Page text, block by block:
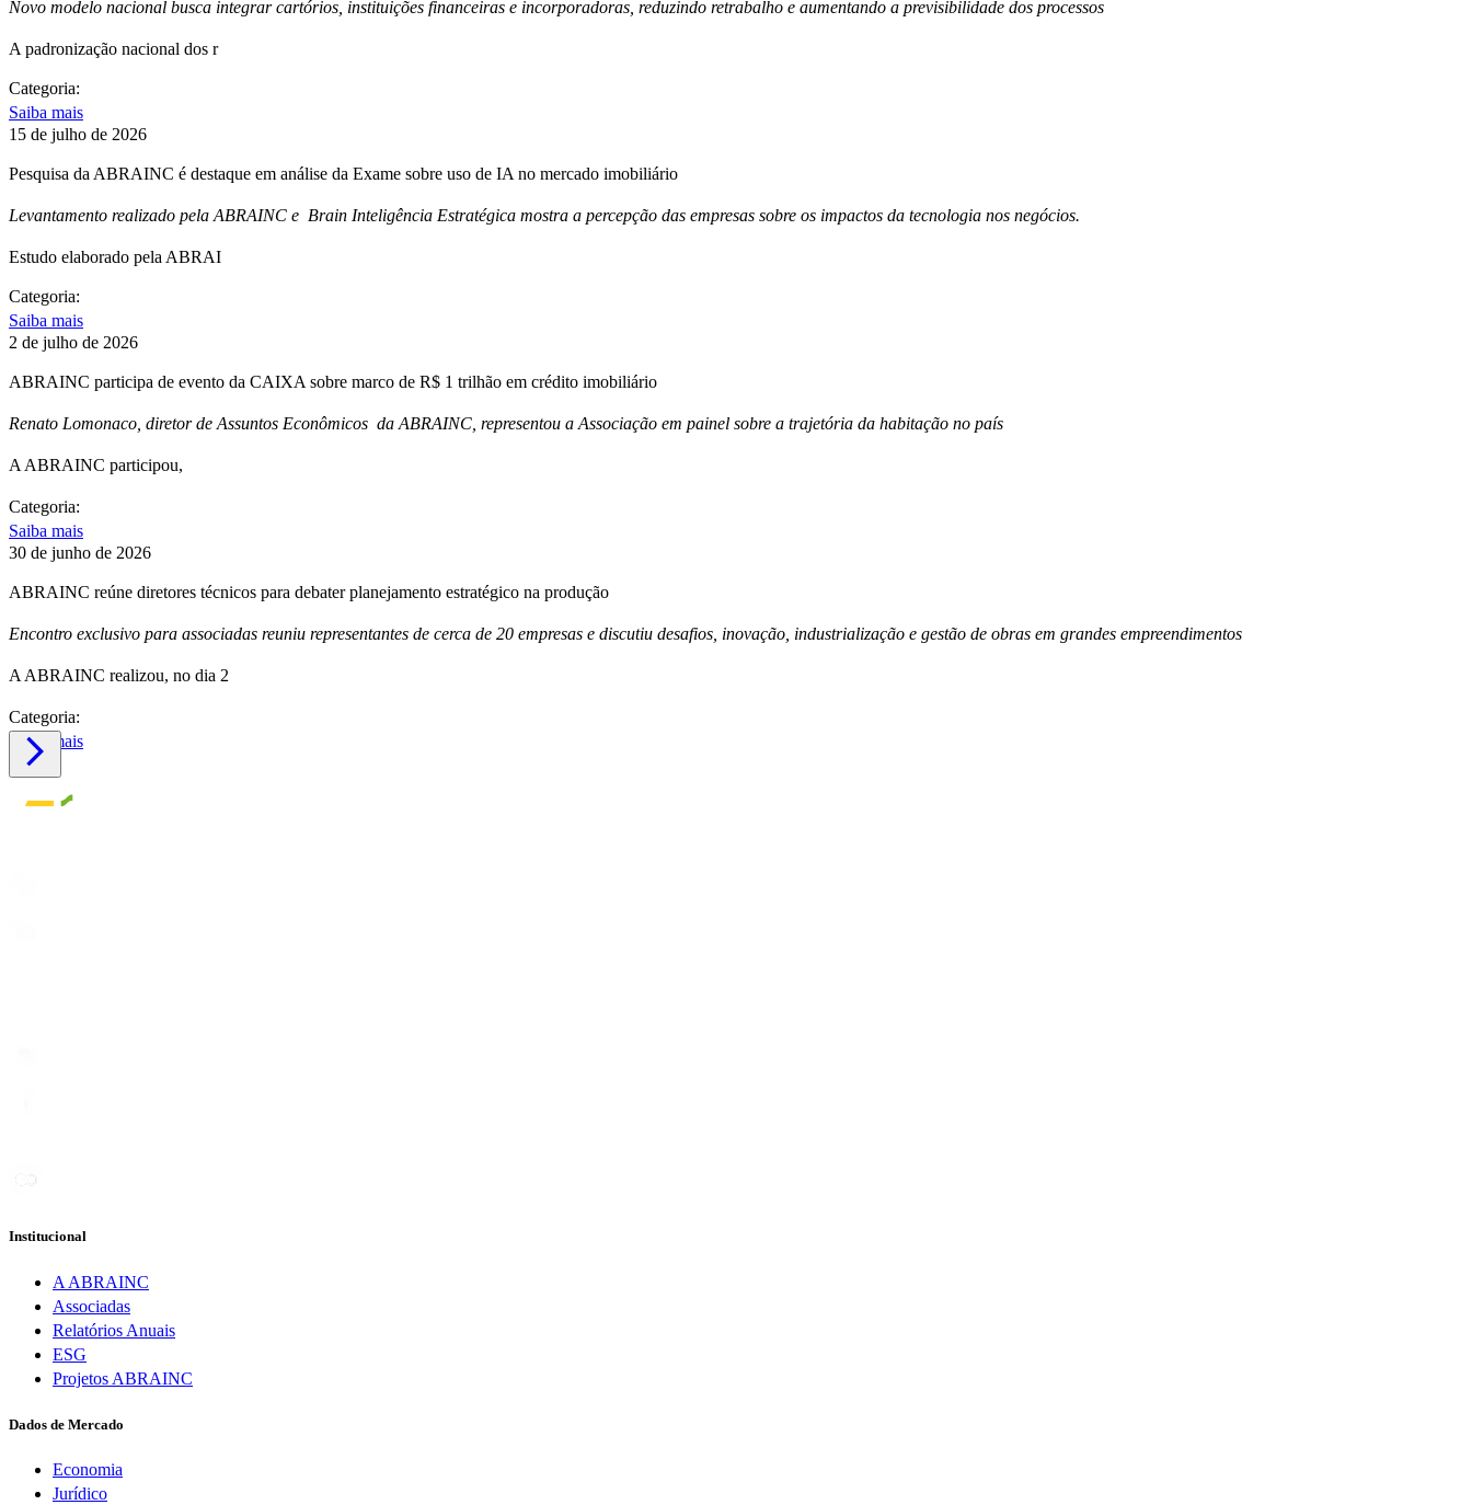
Novo modelo nacional busca integrar cartórios, instituições financeiras e incorporadoras, reduzindo retrabalho e aumentando a previsibilidade dos processos
A padronização nacional dos r
Categoria:
Saiba mais
15 de julho de 2026
Pesquisa da ABRAINC é destaque em análise da Exame sobre uso de IA no mercado imobiliário
Levantamento realizado pela ABRAINC e Brain Inteligência Estratégica mostra a percepção das empresas sobre os impactos da tecnologia nos negócios.
Estudo elaborado pela ABRAI
Categoria:
Saiba mais
2 de julho de 2026
ABRAINC participa de evento da CAIXA sobre marco de R$ 1 trilhão em crédito imobiliário
Renato Lomonaco, diretor de Assuntos Econômicos da ABRAINC, representou a Associação em painel sobre a trajetória da habitação no país
A ABRAINC participou,
Categoria:
Saiba mais
30 de junho de 2026
ABRAINC reúne diretores técnicos para debater planejamento estratégico na produção
Encontro exclusivo para associadas reuniu representantes de cerca de 20 empresas e discutiu desafios, inovação, industrialização e gestão de obras em grandes empreendimentos
A ABRAINC realizou, no dia 2
Categoria:
Saiba mais

Institucional
A ABRAINC
Associadas
Relatórios Anuais
ESG
Projetos ABRAINC
Dados de Mercado
Economia
Jurídico